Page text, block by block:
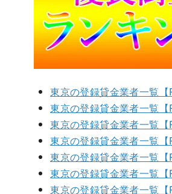
東京の登録貸金業者一覧【
東京の登録貸金業者一覧【
東京の登録貸金業者一覧【
東京の登録貸金業者一覧【
東京の登録貸金業者一覧【
東京の登録貸金業者一覧【
東京の登録貸金業者一覧【